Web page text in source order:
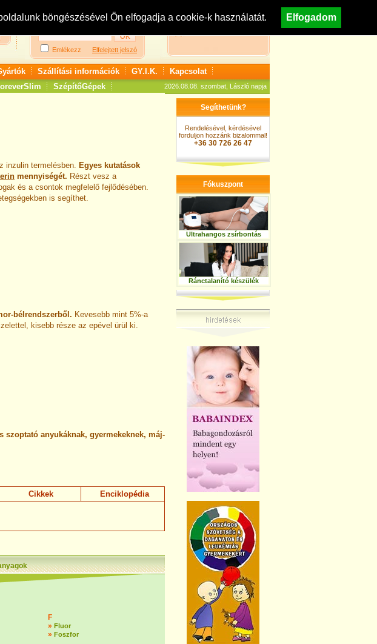
böngészésével Ön elfogadja a cookie-k használatát. Elfogadom
Bejelentkezés: Regisztráció
Emlékezz Elfelejtett jelszó
Nézzen körül áruházunkban!
Szállítási információk GY.I.K.
Kapcsolat
SzépítőGépek 2026.08.08. szombat, László napja
inzulin termelésben. Egyes kutatások
mennyiségét. Részt vesz a
és a csontok megfelelő fejlődésében.
is segíthet.
bélrendszerből. Kevesebb mint 5%-a
kisebb része az epével ürül ki.
szoptató anyukáknak, gyermekeknek, máj-
Cikkek Enciklopédia
F
» Fluor
» Foszfor
Segíthetünk?
Rendelésével, kérdésével
forduljon hozzánk bizalommal!
+36 30 726 26 47
Fókuszpont
Ultrahangos zsírbontás
Ránctalanító készülék